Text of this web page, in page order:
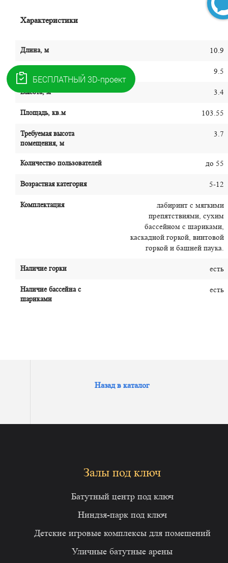
Характеристики
Длина, м 10.9
Ширина, м 9.5
Высота, м 3.4
Площадь, кв.м 103.55
Требуемая высота
помещения, м
3.7
Количество пользователей до 55
Возрастная категория 5-12
Комплектация
лабиринт с мягкими
препятствиями, сухим
бассейном с шариками,
каскадной горкой, винтовой
горкой и башней паука.
Наличие горки есть
Наличие бассейна с
шариками
есть
Назад в каталог
Залы под ключ
Батутный центр под ключ
Ниндзя-парк под ключ
Детские игровые комплексы для помещений
Уличные батутные арены
БЕСПЛАТНЫЙ 3D-проект